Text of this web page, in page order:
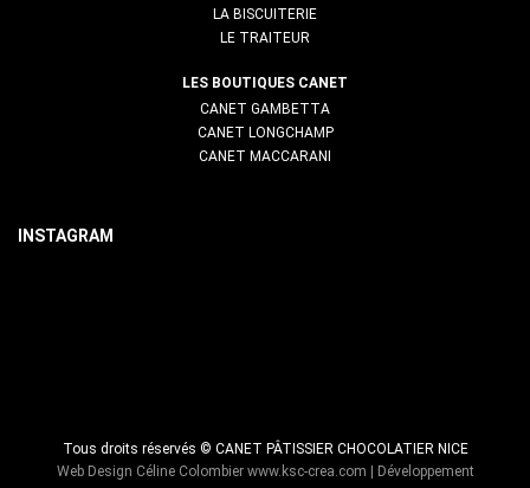
MACARON CHOCOLAT NOIR 70%
1,80€
MACARON CITRON DE MENTON
LA BISCUITERIE
LE TRAITEUR
LES BOUTIQUES CANET
CANET GAMBETTA
CANET LONGCHAMP
CANET MACCARANI
INSTAGRAM
Tous droits réservés © CANET PÂTISSIER CHOCOLATIER NICE
Web Design Céline Colombier www.ksc-crea.com | Développement